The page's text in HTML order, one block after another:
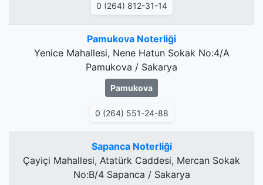
0 (264) 812-31-14
Pamukova Noterliği
Yenice Mahallesi, Nene Hatun Sokak No:4/A
Pamukova / Sakarya
Pamukova
0 (264) 551-24-88
Sapanca Noterliği
Çayiçi Mahallesi, Atatürk Caddesi, Mercan Sokak
No:B/4 Sapanca / Sakarya